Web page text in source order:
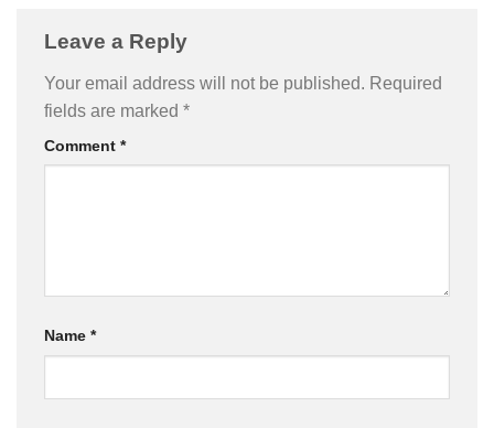
Leave a Reply
Your email address will not be published. Required
fields are marked *
Comment *
Name *